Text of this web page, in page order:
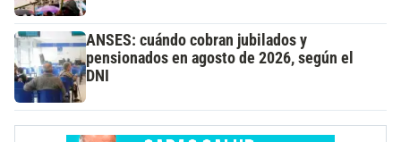
ANSES: cuándo cobran jubilados y
pensionados en agosto de 2026, según el
DNI